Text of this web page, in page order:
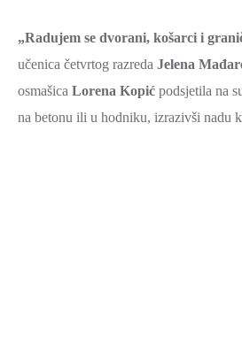
„Radujem se dvorani, košarci i
učenica četvrtog razreda Jelena
osmašica Lorena Kopić podsjetila na
na betonu ili u hodniku, izrazivši nadu